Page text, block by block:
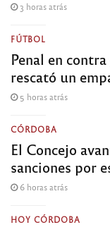
3 horas atrás
FÚTBOL
Penal en
rescató un
5 horas atrás
CÓRDOBA
El Concejo
sanciones por
6 horas atrás
HOY CÓRDOBA